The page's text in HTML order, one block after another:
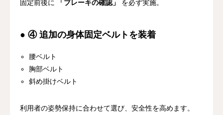
固定前後に 「ブレーキの確認」 を必ず実施。
● ④ 追加の身体固定ベルトを装着
腰ベルト
胸部ベルト
斜め掛けベルト
利用者の姿勢保持に合わせて選び、安全性を高めます。